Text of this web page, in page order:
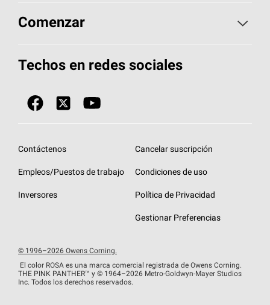
Encuentre un contratista
Componentes para techos
Tecnología SureNail®
Garantías de techos
Aspectos básicos sobre techos
Herramientas de diseño y color
Únase a la red de contratistas de techos
Diseño en el techo
Eventos para contratistas
Comenzar
Llame al 1-800-GET-PINK®
Encuentre una tienda o encuentre un
Financiamiento de techos
Techos en redes sociales
Contáctenos
Empleos/Puestos de trabajo
Inversores
Cancelar suscripción
Condiciones de uso
Política de Privacidad
Gestionar Preferencias
© 1996–2026 Owens Corning.
El color ROSA es una marca comercial registrada de Owens Corning.
THE PINK PANTHER™ y © 1964–2026 Metro-Goldwyn-Mayer Studios
Inc. Todos los derechos reservados.